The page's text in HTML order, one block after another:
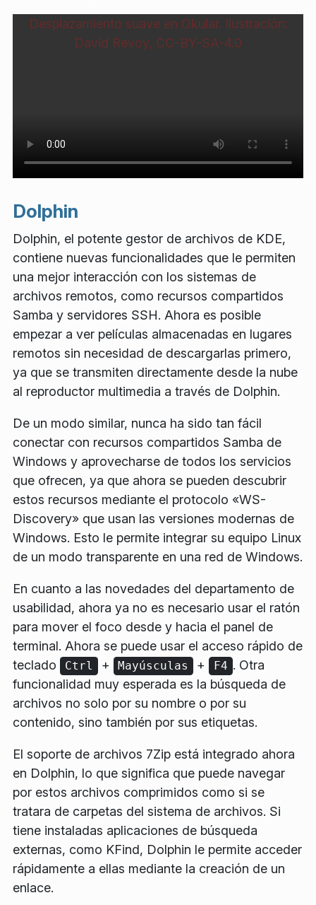
Desplazamiento suave en Okular. Ilustración:
David Revoy, CC-BY-SA-4.0
Dolphin
Dolphin, el potente gestor de archivos de KDE,
contiene nuevas funcionalidades que le permiten
una mejor interacción con los sistemas de
archivos remotos, como recursos compartidos
Samba y servidores SSH. Ahora es posible
empezar a ver películas almacenadas en lugares
remotos sin necesidad de descargarlas primero,
ya que se transmiten directamente desde la nube
al reproductor multimedia a través de Dolphin.
De un modo similar, nunca ha sido tan fácil
conectar con recursos compartidos Samba de
Windows y aprovecharse de todos los servicios
que ofrecen, ya que ahora se pueden descubrir
estos recursos mediante el protocolo «WS-
Discovery» que usan las versiones modernas de
Windows. Esto le permite integrar su equipo Linux
de un modo transparente en una red de Windows.
En cuanto a las novedades del departamento de
usabilidad, ahora ya no es necesario usar el ratón
para mover el foco desde y hacia el panel de
terminal. Ahora se puede usar el acceso rápido de
teclado
Ctrl + Mayúsculas + F4 . Otra
funcionalidad muy esperada es la búsqueda de
archivos no solo por su nombre o por su
contenido, sino también por sus etiquetas.
El soporte de archivos 7Zip está integrado ahora
en Dolphin, lo que significa que puede navegar
por estos archivos comprimidos como si se
tratara de carpetas del sistema de archivos. Si
tiene instaladas aplicaciones de búsqueda
externas, como KFind, Dolphin le permite acceder
rápidamente a ellas mediante la creación de un
enlace.